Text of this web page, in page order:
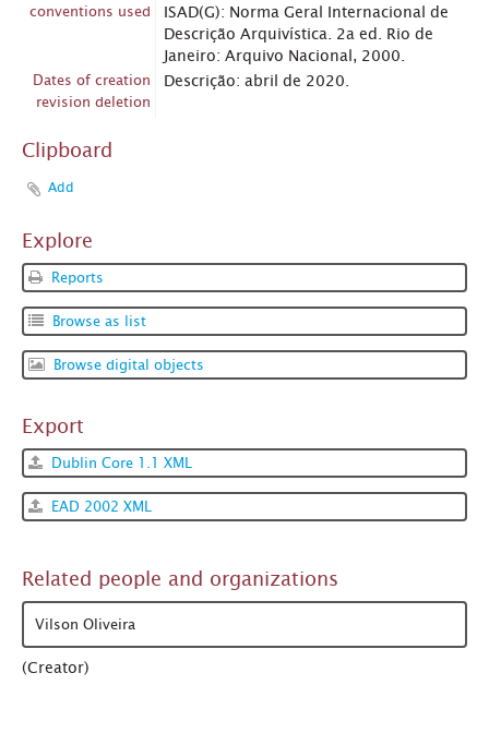
conventions used
ISAD(G): Norma Geral Internacional de
Descrição Arquivística. 2a ed. Rio de
Janeiro: Arquivo Nacional, 2000.
Dates of creation
revision deletion
Descrição: abril de 2020.
Clipboard
Add
Explore
Reports
Browse as list
Browse digital objects
Export
Dublin Core 1.1 XML
EAD 2002 XML
Related people and organizations
Vilson Oliveira
(Creator)